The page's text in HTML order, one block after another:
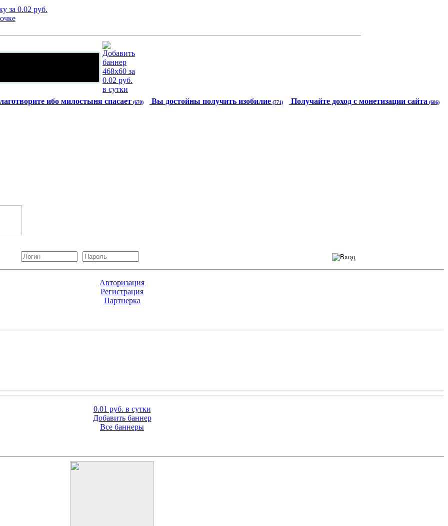
ибо милостыня спасает (670) Вы достойны получить изобилие (771) Получайте доход с монетизации сайта (686)
Авторизация
Регистрация
Партнерка
0.01 руб. в сутки
Добавить баннер
Все баннеры